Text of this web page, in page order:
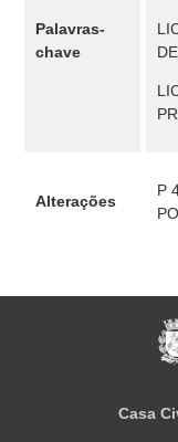
Palavras-
chave
Alterações
P
Casa